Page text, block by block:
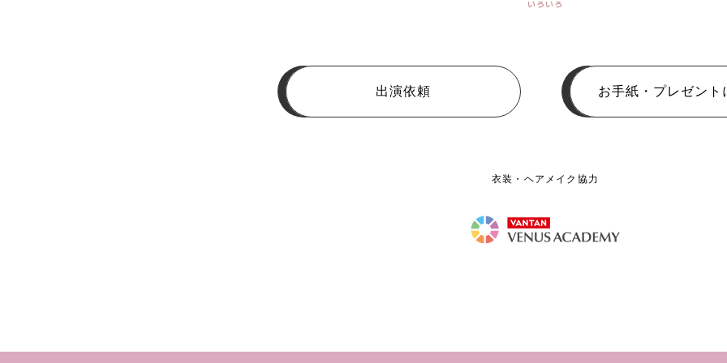
いろいろ
出演依頼 お手紙・プレゼント
衣装・ヘアメイク協力